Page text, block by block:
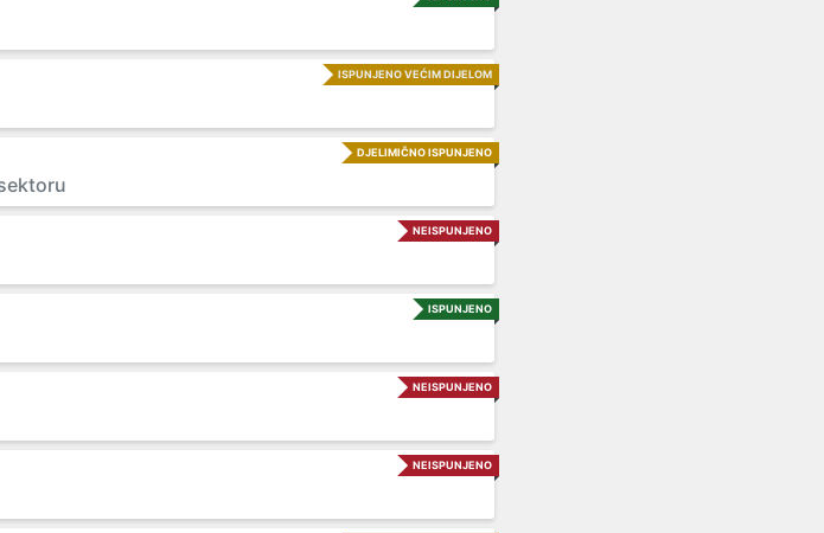
ISPUNJENO VEĆIM DIJELOM
DJELIMIČNO ISPUNJENO
NEISPUNJENO
ISPUNJENO
NEISPUNJENO
NEISPUNJENO